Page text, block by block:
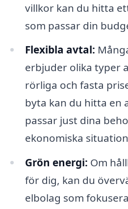
villkor kan du hitta
som passar din
Flexibla avtal:
erbjuder olika typer
rörliga och fasta
byta kan du hitta en
passar just dina
ekonomiska
Grön energi: Om
för dig, kan du
elbolag som